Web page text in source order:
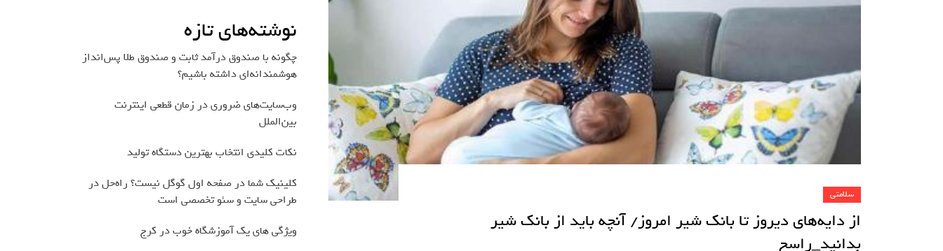
سلامتی
از دایه‌های دیروز تا بانک شیر امروز/ آنچه باید از بانک شیر
بدانید_راسخ
نوشته‌های تازه
چگونه با صندوق درآمد ثابت و صندوق طلا پس‌انداز
هوشمندانه‌ای داشته باشیم؟
وب‌سایت‌های ضروری در زمان قطعی اینترنت
بین‌الملل
نکات کلیدی انتخاب بهترین دستگاه تولید
کلینیک شما در صفحه اول گوگل نیست؟ راه‌حل در
طراحی سایت و سئو تخصصی است
ویژگی های یک آموزشگاه خوب در کرج